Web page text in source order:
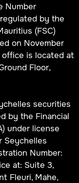
Number
by the
(FSC)
on November
office is located at
Floor,
securities
by the Financial
under license
Seychelles
Number:
at: Suite 3,
Fleuri, Mahe,